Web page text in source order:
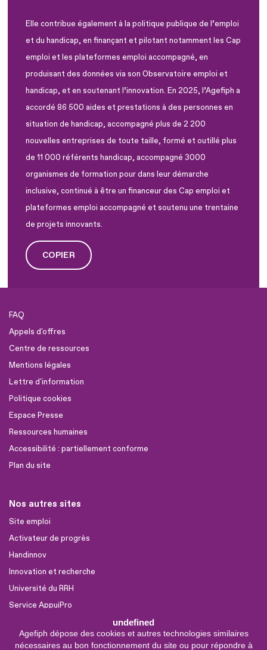
undefined
Agefiph dépose des cookies et autres technologies similaires
nécessaires au bon fonctionnement du site ou pour répondre à
Elle contribue également à la politique publique de l’emploi
et du handicap, en finançant et pilotant notamment les Cap
emploi et les plateformes emploi accompagné, en
produisant des données via son Observatoire emploi et
handicap, et en soutenant l’innovation. En 2025, l’Agefiph a
accordé 86 500 aides et prestations à des personnes en
situation de handicap, accompagné plus de 2 200
nouvelles entreprises de toute taille, formé et outillé plus
de 11 000 référents handicap, accompagné 3000
organismes de formation pour dans leur démarche
inclusive, continué à être un financeur des Cap emploi et
plateformes emploi accompagné et soutenu une trentaine
de projets innovants.
COPIER
FAQ
Appels d'offres
Centre de ressources
Mentions légales
Lettre d'information
Politique cookies
Espace Presse
Ressources humaines
Accessibilité : partiellement conforme
Plan du site
Nos autres sites
Site emploi
Activateur de progrès
Handinnov
Innovation et recherche
Université du RRH
Service AppuiPro
Nous suivre